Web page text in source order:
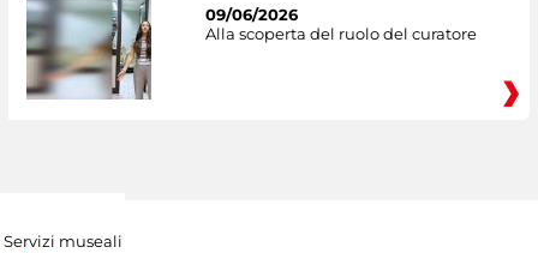
09/06/2026
Alla scoperta del ruolo del curatore
Servizi museali